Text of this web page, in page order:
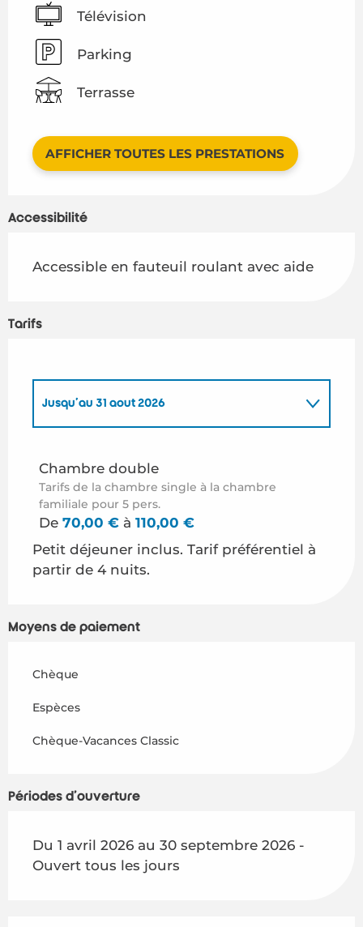
Télévision
Parking
Terrasse
AFFICHER TOUTES LES PRESTATIONS
Accessibilité
Accessible en fauteuil roulant avec aide
Tarifs
Du 1 mai 2026 30 juin 2026
Jusqu'au 31 août 2026
Du1 septembre 2026 au 30 septembre 2026
Chambre double
Tarifs de la chambre single à la chambre
familiale pour 5 pers.
De 70,00 € à 110,00 €
Petit déjeuner inclus. Tarif préférentiel à
partir de 4 nuits.
Moyens de paiement
Chèque
Espèces
Chèque-Vacances Classic
Périodes d'ouverture
Du 1 avril 2026 au 30 septembre 2026 -
Ouvert tous les jours